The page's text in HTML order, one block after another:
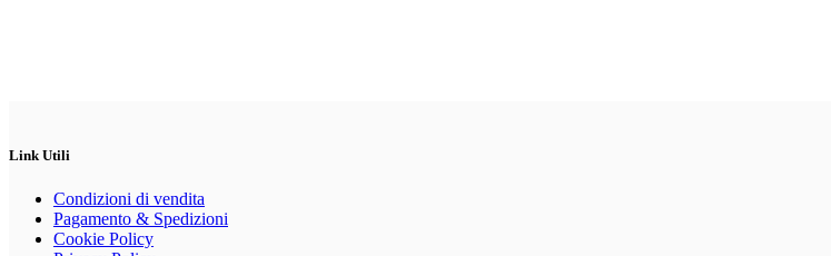
Link Utili
Condizioni di vendita
Pagamento & Spedizioni
Cookie Policy